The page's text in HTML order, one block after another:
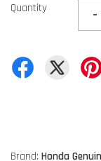
Quantity -
Brand: Honda